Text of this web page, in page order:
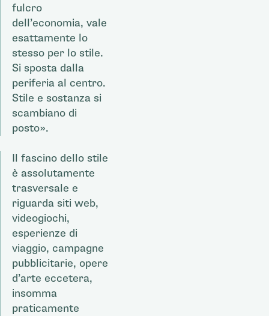
fulcro
dell’economia, vale
esattamente lo
stesso per lo stile.
Si sposta dalla
periferia al centro.
Stile e sostanza si
scambiano di
posto».
Il fascino dello stile
è assolutamente
trasversale e
riguarda siti web,
videogiochi,
esperienze di
viaggio, campagne
pubblicitarie, opere
d’arte eccetera,
insomma
praticamente